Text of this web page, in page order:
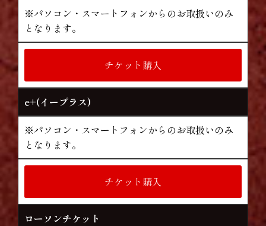
※パソコン・スマートフォンからのお取扱いのみ
となります。
チケット購入
e+(イープラス)
※パソコン・スマートフォンからのお取扱いのみ
となります。
チケット購入
ローソンチケット